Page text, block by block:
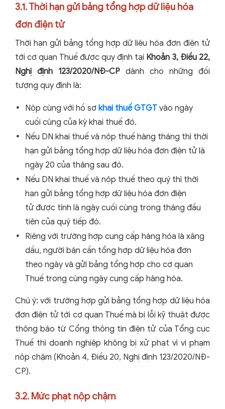
3.1. Thời hạn gửi bảng tổng hợp dữ liệu hóa
đơn điện tử
Thời hạn gửi bảng tổng hợp dữ liệu hóa đơn điện tử
tới cơ quan Thuế được quy định tại Khoản 3, Điều 22,
Nghị định 123/2020/NĐ-CP dành cho những đối
tượng quy định là:
Nộp cùng với hồ sơ khai thuế GTGT vào ngày
cuối cùng của kỳ khai thuế đó.
Nếu DN khai thuế và nộp thuế hàng tháng thì thời
hạn gửi bảng tổng hợp dữ liệu hóa đơn điện tử là
ngày 20 của tháng sau đó.
Nếu DN khai thuế và nộp thuế theo quý thì thời
hạn gửi bảng tổng hợp dữ liệu hóa đơn điện
tử được tính là ngày cuối cùng trong tháng đầu
tiên của quý tiếp đó.
Riêng với trường hợp cung cấp hàng hóa là xăng
dầu, người bán cần tổng hợp dữ liệu hóa đơn
theo ngày và gửi bảng tổng hợp cho cơ quan
Thuế trong cùng ngày cung cấp hàng hóa.
Chú ý: với trường hợp gửi bảng tổng hợp dữ liệu hóa
đơn điện tử tới cơ quan Thuế mà bị lỗi kỹ thuật được
thông báo từ Cổng thông tin điện tử của Tổng cục
Thuế thì doanh nghiệp không bị xử phạt vì vi phạm
nôp chậm (Khoản 4, Điều 20, Nghị định 123/2020/NĐ-
CP).
3.2. Mức phạt nộp chậm